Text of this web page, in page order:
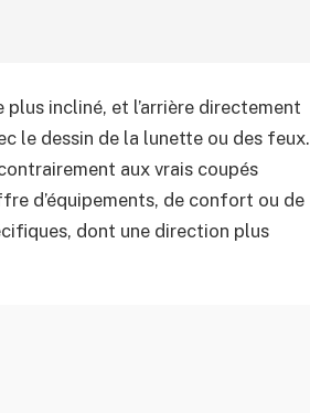
incliné, et l’arrière directement
le dessin de la lunette ou des feux.
aux vrais coupés
d’équipements, de confort ou de
dont une direction plus